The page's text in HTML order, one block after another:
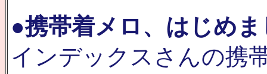
●携帯着メロ、はじめ
インデックスさんの携